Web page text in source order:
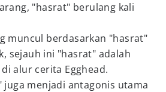
"hasrat" berulang kali
muncul berdasarkan "hasrat"
sejauh ini "hasrat" adalah
alur cerita Egghead.
juga menjadi antagonis utama